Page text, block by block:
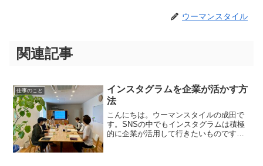
ウーマンスタイル
関連記事
仕事のこと
インスタグラムを企業が活かす方
法
こんにちは。ウーマンスタイルの成田で
す。SNSの中でもインスタグラムは積極
的に企業が活用して行きたいものです。